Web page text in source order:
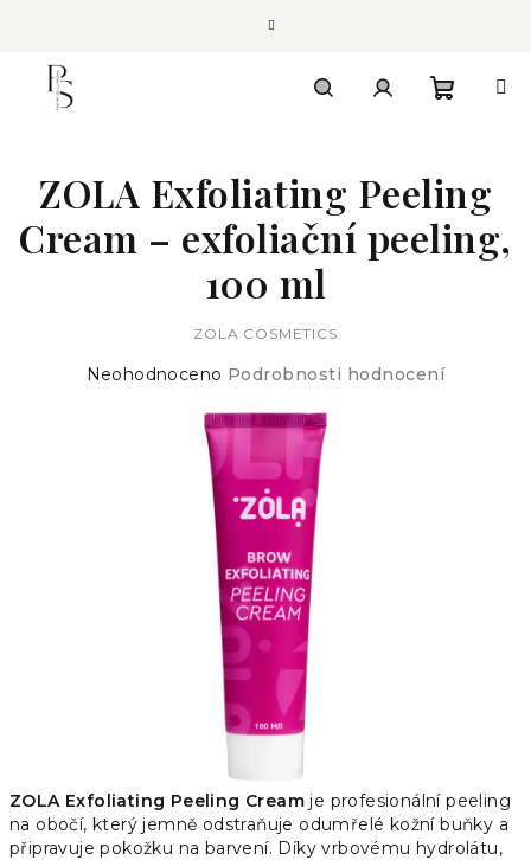
košík
ZOLA Exfoliating Peeling Cream je profesionální peeling
na obočí, který jemně odstraňuje odumřelé kožní buňky a
připravuje pokožku na barvení. Díky vrbovému hydrolátu,
ZOLA Exfoliating Peeling
Cream – exfoliační peeling,
100 ml
ZOLA COSMETICS
Průměrné
Neohodnoceno Podrobnosti hodnocení